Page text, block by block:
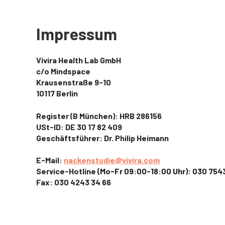
Impressum
Vivira Health Lab GmbH
c/o Mindspace
Krausenstraße 9-10
10117 Berlin
Register (B München): HRB 286156
USt-ID: DE 30 17 82 409
Geschäftsführer: Dr. Philip Heimann
E-Mail: nackenstudie@vivira.com
Service-Hotline (Mo-Fr 09:00-18:00 Uhr): 030
Fax: 030 4243 34 66